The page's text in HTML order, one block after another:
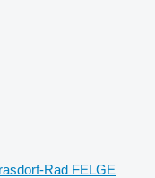
Rad FELGE